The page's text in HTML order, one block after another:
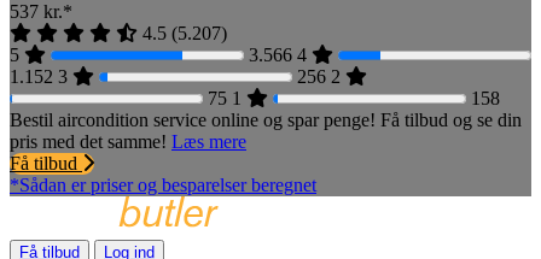
537 kr.*
4.5 (5.207)
5
3.566 4
1.152 3 256 2
75 1
158
Bestil aircondition service online og spar penge! Få tilbud og se din
pris med det samme! Læs mere
Få tilbud
*Sådan er priser og besparelser beregnet
Få tilbud
Log ind